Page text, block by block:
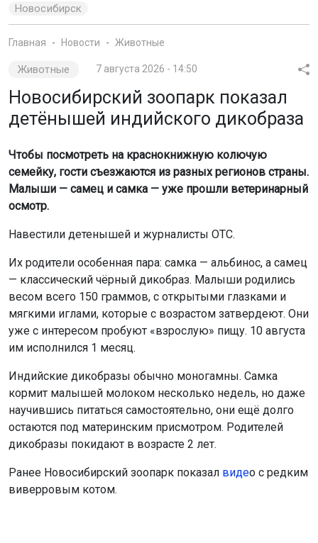
Животные
Новосибирский зоопарк показал
детёнышей индийского дикобраза
Чтобы посмотреть на краснокнижную колючую
семейку, гости съезжаются из разных регионов страны.
осмотр.
Навестили детенышей и журналисты ОТС.
Их родители особенная пара: самка — альбинос, а самец
— классический чёрный дикобраз. Малыши родились
весом всего 150 граммов, с открытыми глазками и
мягкими иглами, которые с возрастом затвердеют. Они
уже с интересом пробуют «взрослую» пищу. 10 августа
им исполнился 1 месяц.
Индийские дикобразы обычно моногамны. Самка
кормит малышей молоком несколько недель, но даже
научившись питаться самостоятельно, они ещё долго
остаются под материнским присмотром. Родителей
дикобразы покидают в возрасте 2 лет.
Ранее Новосибирский зоопарк показал виде
о с редким
виверровым котом.